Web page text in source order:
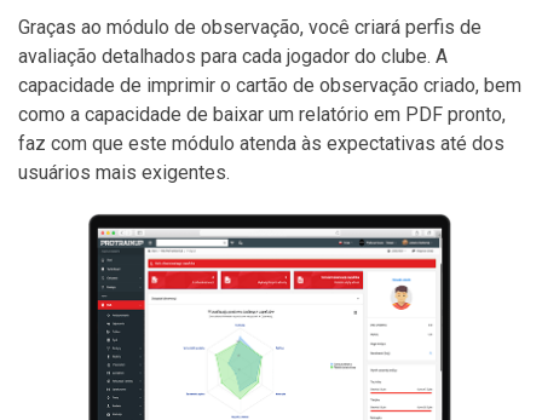
Graças ao módulo de observação, você criará perfis de
avaliação detalhados para cada jogador do clube. A
capacidade de imprimir o cartão de observação criado, bem
como a capacidade de baixar um relatório em PDF pronto,
faz com que este módulo atenda às expectativas até dos
usuários mais exigentes.